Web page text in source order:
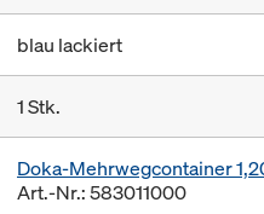
blau lackiert
1 Stk.
Doka-Mehrwegcontainer
Art.-Nr.: 583011000